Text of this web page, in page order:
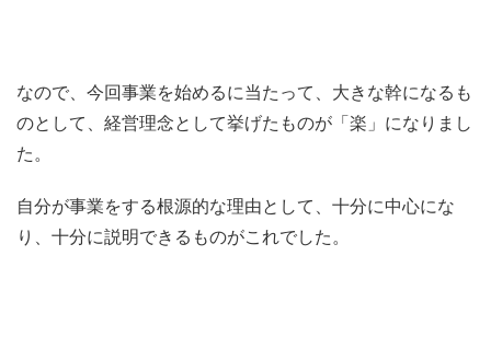
なので、今回事業を始めるに当たって、大きな幹になるも
のとして、経営理念として挙げたものが「楽」になりまし
た。
自分が事業をする根源的な理由として、十分に中心にな
り、十分に説明できるものがこれでした。